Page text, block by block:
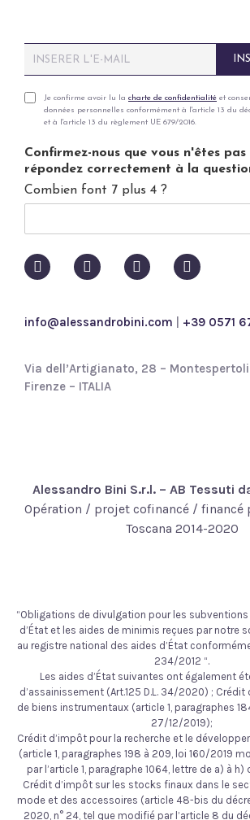
m
iP
v
a
y
i
c
Je confirme avoir lu la charte de confidentialité et
données personnelles conformément à l'article 13 du
et à l'article 13 du règlement UE 679/2016.
Confirmez-nous que vous n'êtes
répondez correctement à la
Combien font 7 plus 4 ?
info@alessandrobini.com +39 0571
Via dell’Artigianato, 28 – Montespertoli
Firenze – ITALIA
Alessandro Bini S.r.l. – AB Tessuti
Opération / projet cofinancé / financé
Toscana 2014-2020
“Obligations de divulgation pour les
d’État et les aides de minimis reçues par notre
au registre national des aides d’État
234/2012 “.
Les aides d’État suivantes ont également
d’assainissement (Art.125 D.L. 34/2020) ; Crédit
de biens instrumentaux (article 1, paragraphes
27/12/2019);
Crédit d’impôt pour la recherche et le
(article 1, paragraphes 198 à 209, loi 160/2019
par l’article 1, paragraphe 1064, lettre de a) à
Crédit d’impôt sur les stocks finaux dans le
mode et des accessoires (article 48-bis du
2020, n° 24, tel que modifié par l’article 8 du